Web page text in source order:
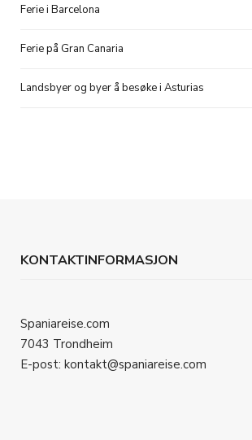
Ferie i Barcelona
Ferie på Gran Canaria
Landsbyer og byer å besøke i Asturias
KONTAKTINFORMASJON
Spaniareise.com
7043 Trondheim
E-post: kontakt@spaniareise.com